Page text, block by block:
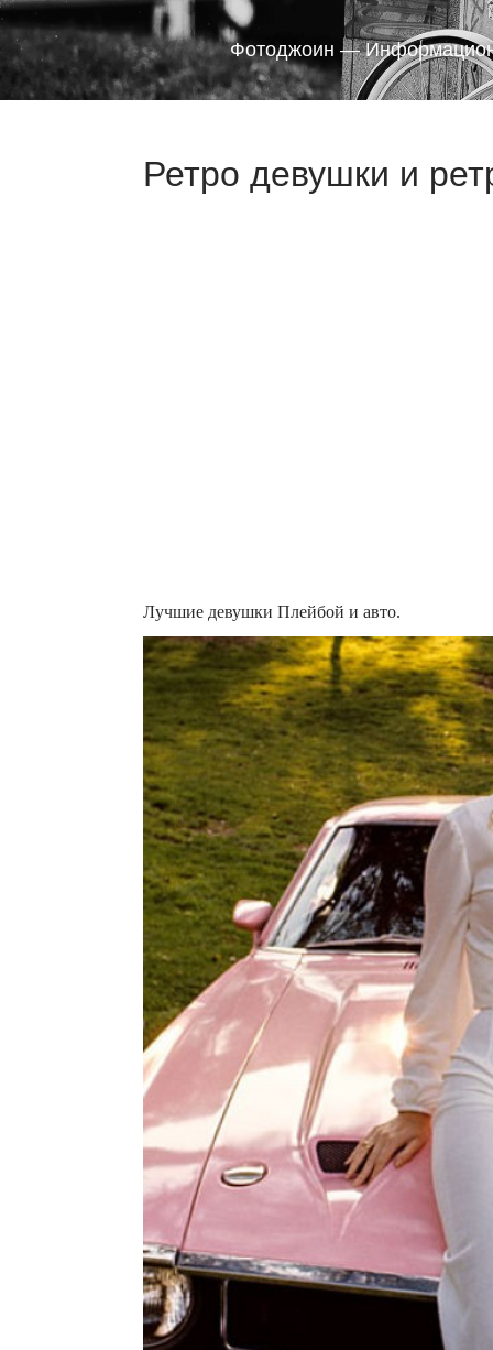
Фотоджоин —
Ретро девушки и
Лучшие девушки Плейбой и авто.